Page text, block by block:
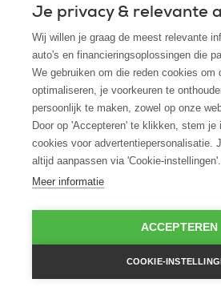
Veelgestelde vragen
Kan ik ook een Suzuki leasen
als ik hem bij een andere
gevonden?
Hoe snel kan ik beschikken over
Is financial lease ook mogelijk
Je privacy & relevante
Wij willen je graag de meest relevante
auto's en financieringsoplossingen die
We gebruiken om die reden cookies om
optimaliseren, je voorkeuren te
persoonlijk te maken, zowel op onze
Door op 'Accepteren' te klikken, stem
cookies voor advertentiepersonalisatie.
altijd aanpassen via 'Cookie-instellingen'.
Meer informatie
ACCEPTEREN
COOKIE-